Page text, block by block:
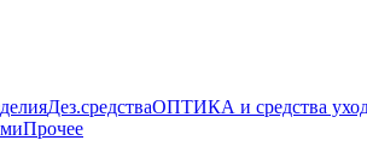
Дез.средстваОПТИКА и средства
Прочее